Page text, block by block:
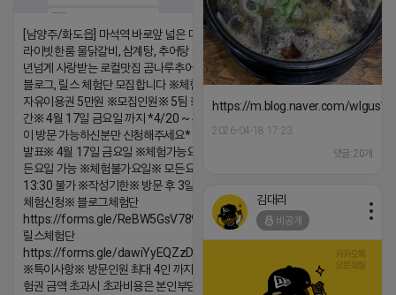
https://m.blog.naver.com/
2026-04-18 17:23
댓글:20개
[남양주/화도읍] 마석역 바로앞 넓은 매장과, 프
라이빗한룸 물닭갈비, 삼계탕, 추어탕 맛집 10
년넘게 사랑받는 로컬맛집 곰나루추어탕에서
블로그, 릴스 체험단 모집합니다 ※체험메뉴※
자유이용권 5만원 ※모집인원※ 5팀 ※모집기
간※ 4월 17일 금요일 까지 *4/20 ~ 4/26 사
이 방문 가능하신분만 신청해주세요* ※체험단
발표※ 4월 17일 금요일 ※체험가능요일※ 모
든요일 가능 ※체험불가요일※ 모든요일 12 ~
13:30 불가 ※작성기한※ 방문 후 3일 이내 ※
체험신청※ 블로그체험단
https://forms.gle/ReBW5GsV789ur2Pz6
릴스체험단
https://forms.gle/dawiYyEQZzDdqf8W8
※특이사항※ 방문인원 최대 4인 까지 가능 체
험권 금액 초과시 초과비용은 본인부담입니다.
김대리
비공개